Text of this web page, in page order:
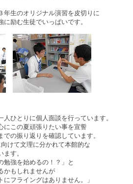
年生のオリジナル演習を皮切りに
励む生徒でいっぱいです。
ひとりに個人面談を行っています。
にこの夏頑張りたい事を宣誓
の振り返りを確認しています。
けて文理に分かれて本館的な
す。
勉強を始めるの！？」と
かもしれませんが
にフライングはありません。」